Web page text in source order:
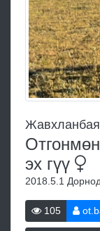
эх гүү
2018.5.1 Дорнод
105